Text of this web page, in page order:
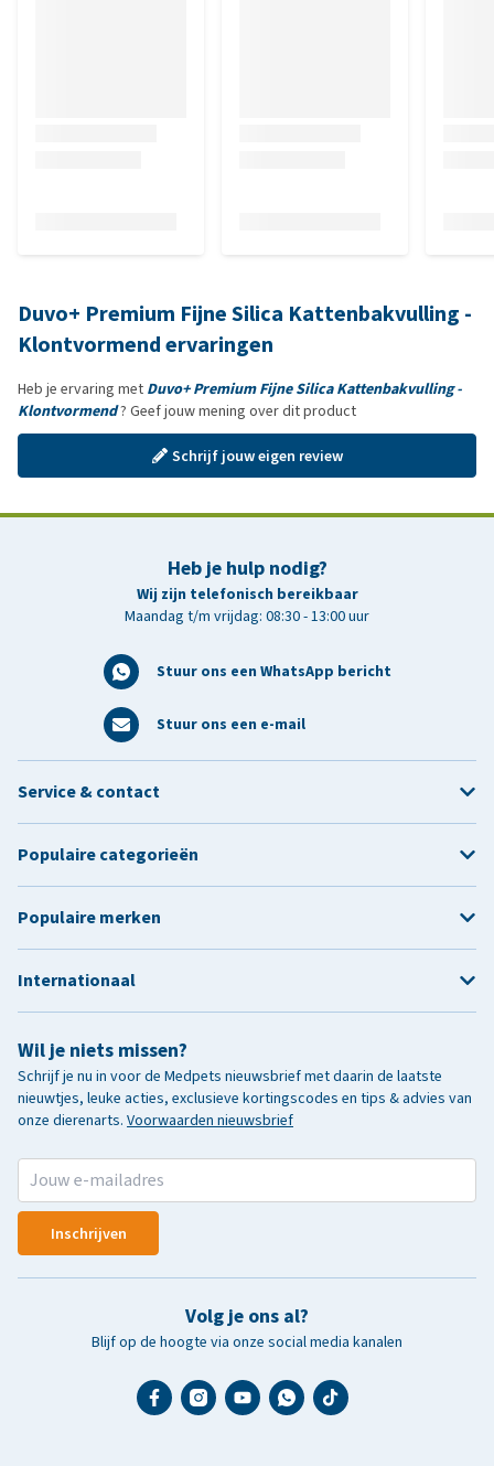
Duvo+ Premium Fijne Silica Kattenbakvulling -
Klontvormend ervaringen
Heb je ervaring met Duvo+ Premium Fijne Silica Kattenbakvulling -
Klontvormend? Geef jouw mening over dit product
Schrijf jouw eigen review
Heb je hulp nodig?
Wij zijn telefonisch bereikbaar
Maandag t/m vrijdag: 08:30 - 13:00 uur
Stuur ons een WhatsApp bericht
Stuur ons een e-mail
Wil je niets missen?
Schrijf je nu in voor de Medpets nieuwsbrief met daarin de laatste
nieuwtjes, leuke acties, exclusieve kortingscodes en tips & advies van
onze dierenarts. Voorwaarden nieuwsbrief
Inschrijven
Volg je ons al?
Blijf op de hoogte via onze social media kanalen
Service & contact
Populaire categorieën
Populaire merken
Internationaal